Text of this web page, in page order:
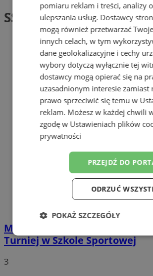
SSP19 (1)
Młodzi koszykarze MU10
Turniej w Szkole Sportowej
3
pomiaru reklam i treści, analizy
ulepszania usług. Dostawcy
mogą również przetwarzać
innych celach, w tym
dane geolokalizacyjne i cechy
wybory dotyczą wyłącznie tej
dostawcy mogą opierać się na
uzasadnionym interesie zamiast
prawo sprzeciwić się temu w
reklam. Możesz w każdej chwili
zgodę w Ustawieniach plików
prywatności
PRZEJDŹ DO
ODRZUĆ
POKAŻ SZCZEGÓŁY
Niezbędne Wydajność